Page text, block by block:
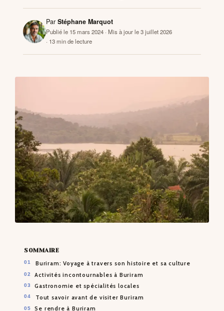
MÉTÉO
EXPATRIATION
Par Stéphane Marquot
Publié le 15 mars 2024 · Mis à jour le 3 juillet 2026
· 13 min de lecture
SOMMAIRE
Buriram: Voyage à travers son histoire et sa culture
Activités incontournables à Buriram
Gastronomie et spécialités locales
Tout savoir avant de visiter Buriram
Se rendre à Buriram